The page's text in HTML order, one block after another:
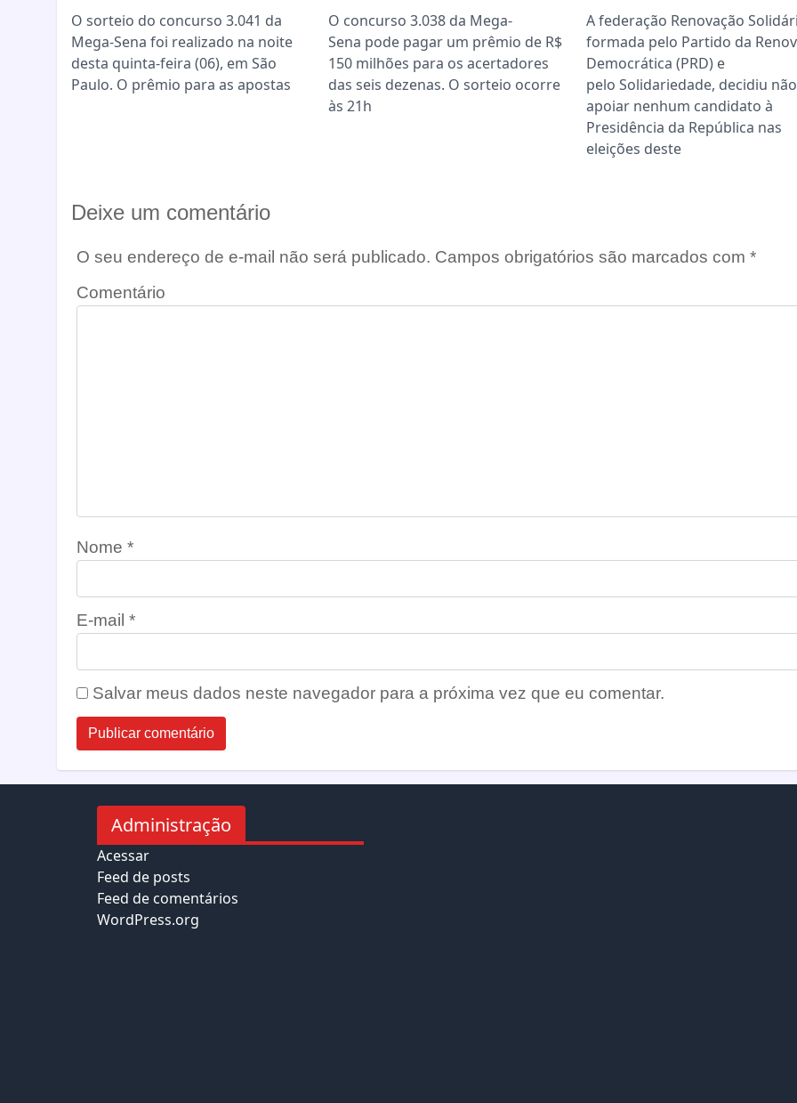
O sorteio do concurso 3.041 da
Mega-Sena foi realizado na noite
desta quinta-feira (06), em São
Paulo. O prêmio para as apostas
O concurso 3.038 da Mega-
Sena pode pagar um prêmio de R$
150 milhões para os acertadores
das seis dezenas. O sorteio ocorre
às 21h
A federação Renovação
formada pelo Partido da
Democrática (PRD) e
pelo Solidariedade, decidiu não
apoiar nenhum candidato à
Presidência da República nas
eleições deste
Deixe um comentário
O seu endereço de e-mail não será publicado. Campos obrigatórios são marcados com *
Comentário
Nome *
E-mail *
Salvar meus dados neste navegador para a próxima vez que eu comentar.
Administração
Acessar
Feed de posts
Feed de comentários
WordPress.org